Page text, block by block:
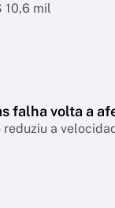
10,6 mil
falha volta a
a